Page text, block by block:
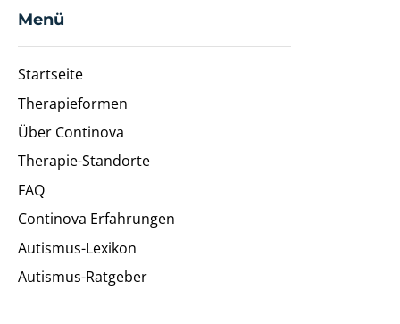
Menü
Startseite
Therapieformen
Über Continova
Therapie-Standorte
FAQ
Continova Erfahrungen
Autismus-Lexikon
Autismus-Ratgeber